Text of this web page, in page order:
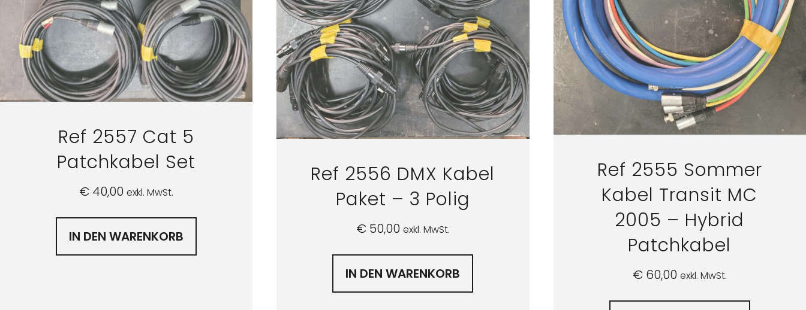
Ref 2557 Cat 5
Patchkabel Set
€ 40,00 exkl. MwSt.
IN DEN WARENKORB
Ref 2556 DMX Kabel
Paket – 3 Polig
€50,00 exkl. MwSt.
IN DEN WARENKORB
Ref 2555 Sommer
Kabel Transit MC
2005 – Hybrid
Patchkabel
€60,00 exkl. MwSt.